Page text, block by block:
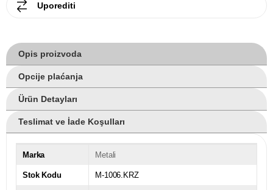
Uporediti
Opis proizvoda
Opcije plaćanja
Ürün Detayları
Teslimat ve İade Koşulları
Marka Metali
Stok Kodu M-1006.KRZ